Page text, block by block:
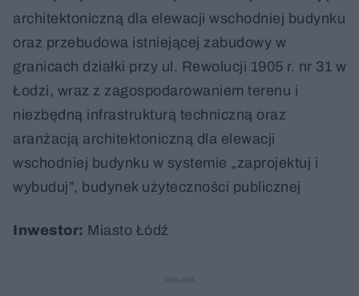
architektoniczną dla elewacji wschodniej budynku
oraz przebudowa istniejącej zabudowy w
granicach działki przy ul. Rewolucji 1905 r. nr 31 w
Łodzi, wraz z zagospodarowaniem terenu i
niezbędną infrastrukturą techniczną oraz
aranżacją architektoniczną dla elewacji
wschodniej budynku w systemie „zaprojektuj i
wybuduj”, budynek użyteczności publicznej
Inwestor: Miasto Łódź